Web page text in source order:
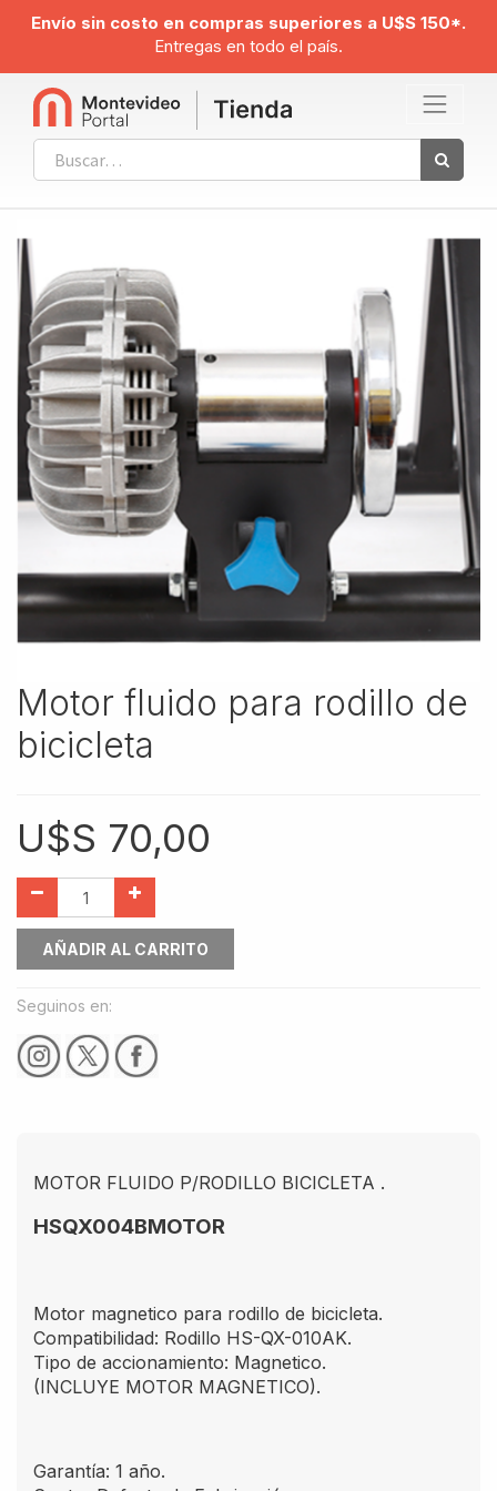
Envío sin costo en compras superiores a U$S 150*.
Entregas en todo el país.
Motor fluido para rodillo de
bicicleta
U$S 70,00
AÑADIR AL CARRITO
Seguinos en:
MOTOR FLUIDO P/RODILLO BICICLETA .
HSQX004BMOTOR
Motor magnetico para rodillo de bicicleta.
Compatibilidad: Rodillo HS-QX-010AK.
Tipo de accionamiento: Magnetico.
(INCLUYE MOTOR MAGNETICO).
Garantía: 1 año.